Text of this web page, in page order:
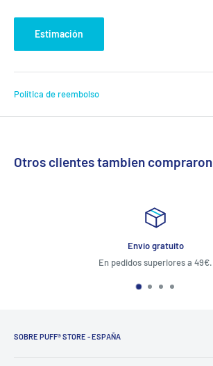
Estimación
Política de reembolso
Otros clientes tambien compraron
SOBRE PUFF® STORE - ESPAÑA